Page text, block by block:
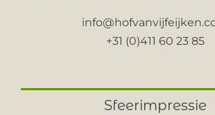
+31 (0)411 60 23 85
Sfeerimpressie